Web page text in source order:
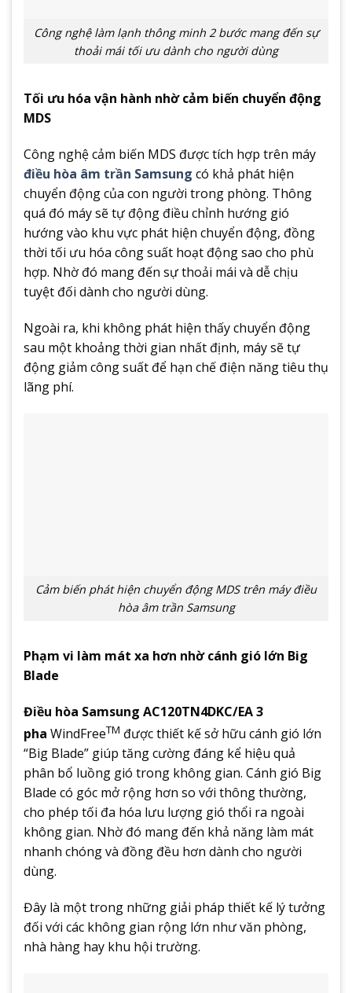
Công nghệ làm lạnh thông minh 2 bước mang đến sự
thoải mái tối ưu dành cho người dùng
Tối ưu hóa vận hành nhờ cảm biến chuyển động
MDS
Công nghệ cảm biến MDS được tích hợp trên máy
điều hòa âm trần Samsung có khả phát hiện
chuyển động của con người trong phòng. Thông
quá đó máy sẽ tự động điều chỉnh hướng gió
hướng vào khu vực phát hiện chuyển động, đồng
thời tối ưu hóa công suất hoạt động sao cho phù
hợp. Nhờ đó mang đến sự thoải mái và dễ chịu
tuyệt đối dành cho người dùng.
Ngoài ra, khi không phát hiện thấy chuyển động
sau một khoảng thời gian nhất định, máy sẽ tự
động giảm công suất để hạn chế điện năng tiêu thụ
lãng phí.
Cảm biến phát hiện chuyển động MDS trên máy điều
hòa âm trần Samsung
Phạm vi làm mát xa hơn nhờ cánh gió lớn Big
Blade
Điều hòa Samsung AC120TN4DKC/EA 3
pha WindFreeTM được thiết kế sở hữu cánh gió lớn
“Big Blade” giúp tăng cường đáng kể hiệu quả
phân bổ luồng gió trong không gian. Cánh gió Big
Blade có góc mở rộng hơn so với thông thường,
cho phép tối đa hóa lưu lượng gió thổi ra ngoài
không gian. Nhờ đó mang đến khả năng làm mát
nhanh chóng và đồng đều hơn dành cho người
dùng.
Đây là một trong những giải pháp thiết kế lý tưởng
đối với các không gian rộng lớn như văn phòng,
nhà hàng hay khu hội trường.